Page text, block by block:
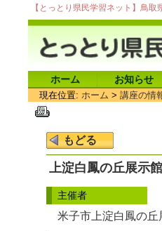
【とっとり県民学習ネット】鳥取
ホーム お知らせ
現在位置: ホーム > 講座の情
上淀白鳳の丘展示
主催者
米子市上淀白鳳の丘